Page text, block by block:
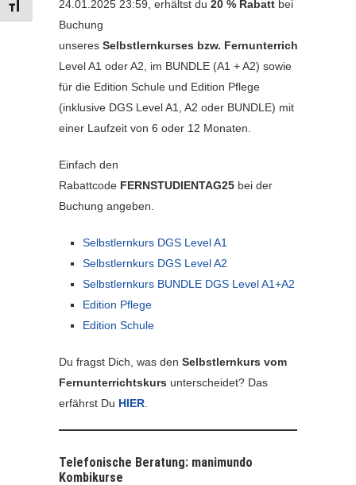
SCHRIFT VERGRÖSSERN
24.01.2025 23:59, erhältst du 20 % Rabatt bei
Buchung
unseres Selbstlernkurses bzw. Fernunterrichtskurses
Level A1 oder A2, im BUNDLE (A1 + A2) sowie
für die Edition Schule und Edition Pflege
(inklusive DGS Level A1, A2 oder BUNDLE) mit
einer Laufzeit von 6 oder 12 Monaten.
Einfach den
Rabattcode FERNSTUDIENTAG25 bei der
Buchung angeben.
Selbstlernkurs DGS Level A1
Selbstlernkurs DGS Level A2
Selbstlernkurs BUNDLE DGS Level A1+A2
Edition Pflege
Edition Schule
Du fragst Dich, was den Selbstlernkurs vom
Fernunterrichtskurs unterscheidet? Das
erfährst Du HIER
Telefonische Beratung: manimundo
Kombikurse